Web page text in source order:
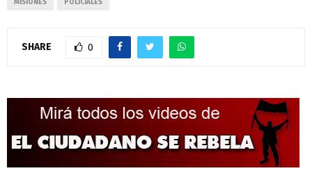
MISIONES POLICIALES
SHARE 0